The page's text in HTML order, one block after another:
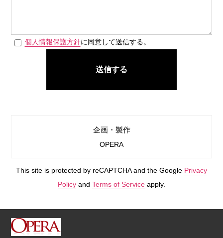
個人情報保護方針に同意して送信する。
送信する
企画・製作
OPERA
This site is protected by reCAPTCHA and the Google Privacy
Policy and Terms of Service apply.